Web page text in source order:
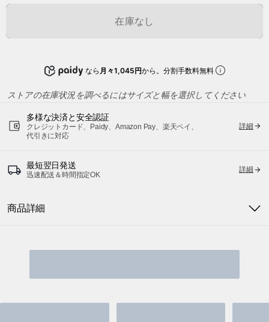
在庫なし
なら 月々1,045円から。分割手数料無料
ストアの在庫状況を調べるにはサイズと幅を選択してください
多様な決済と安全認証
クレジットカード、Paidy、Amazon Pay、楽天ペイ、
代引きに対応
詳細
最短翌日発送
迅速配送＆時間指定OK
詳細
商品詳細